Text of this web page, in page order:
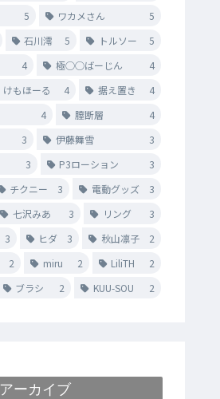
5 ワカメさん
5
石川澪 5 トルソー
5
4 極◯◯ばーじん
4
けもほーる 4 据え置き
4
4 膣断層
4
3 伊藤舞雪
3
3 P3ローション
3
チクニー 3 電動グッズ
3
七沢みあ 3 リング
3
3 ヒダ 3 秋山凛子
2
2 miru 2 LiliTH
2
ブラシ 2 KUU-SOU 2
アーカイブ